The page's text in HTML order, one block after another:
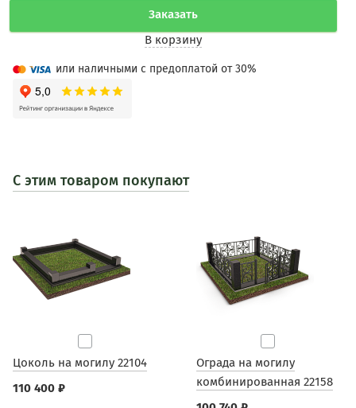
Заказать
В корзину
или наличными с предоплатой от 30%
С этим товаром покупают
Цоколь на могилу 22104
110 400 ₽
Ограда на могилу
комбинированная 22158